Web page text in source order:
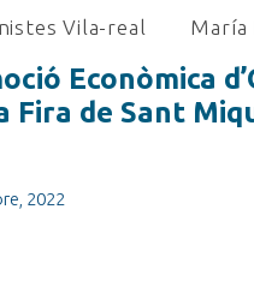
Vila-real María
Econòmica
de Sant
2022